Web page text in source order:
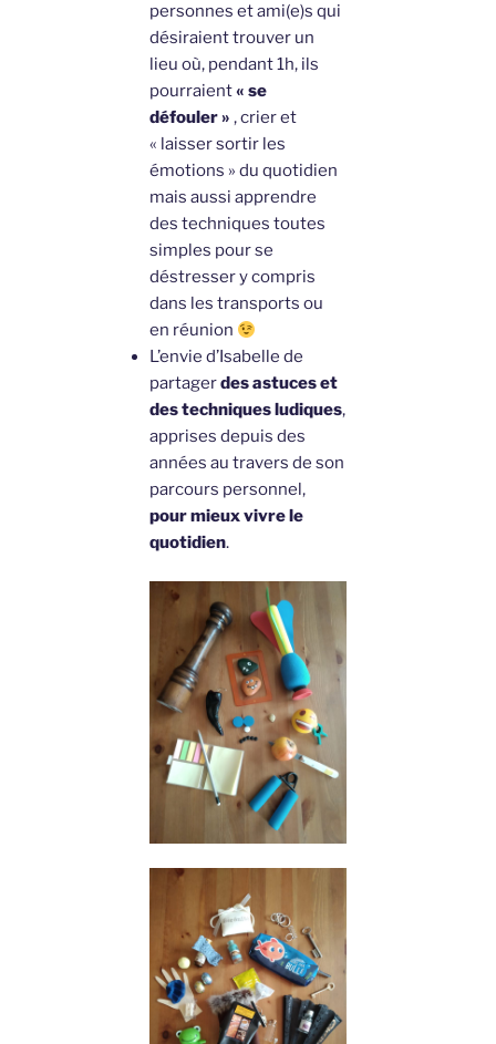
personnes et ami(e)s qui
désiraient trouver un
lieu où, pendant 1h, ils
pourraient« se
défouler » , crier et
« laisser sortir les
émotions » du quotidien
mais aussi apprendre
des techniques toutes
simples pour se
déstresser y compris
dans les transports ou
en réunion
L’envie d’Isabelle de
partagerdes astuces et
des techniques ludiques,
apprises depuis des
années au travers de son
parcours personnel,
pour mieux vivre le
quotidien.